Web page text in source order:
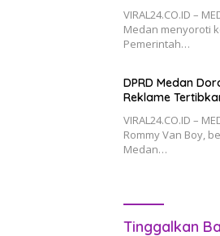
VIRAL24.CO.ID –
Medan menyoroti
Pemerintah…
DPRD Medan
Reklame
VIRAL24.CO.ID –
Rommy Van Boy,
Medan…
Tinggalkan